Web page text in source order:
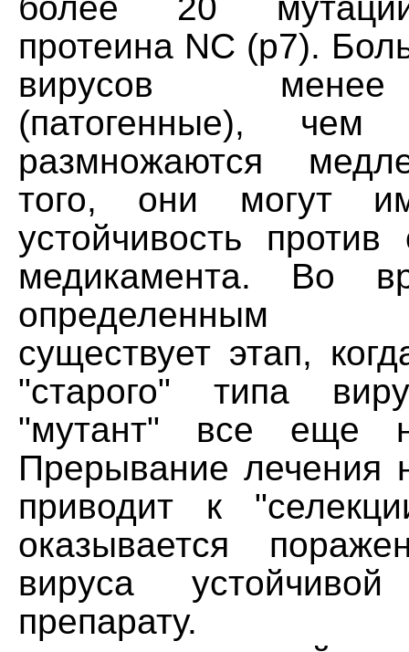
протеина NC (p7).
вирусов
(патогенные),
размножаются
того, они могут
устойчивость против
медикамента. Во
определенным
существует этап,
"старого" типа
"мутант" все еще
Прерывание лечения
приводит к
оказывается
вируса
препарату.